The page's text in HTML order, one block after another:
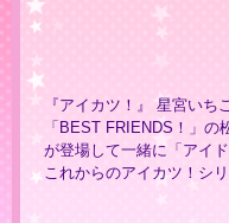
『アイカツ！』 星宮い
「BEST FRIENDS！」
が登場して一緒に「アイ
これからのアイカツ！シ